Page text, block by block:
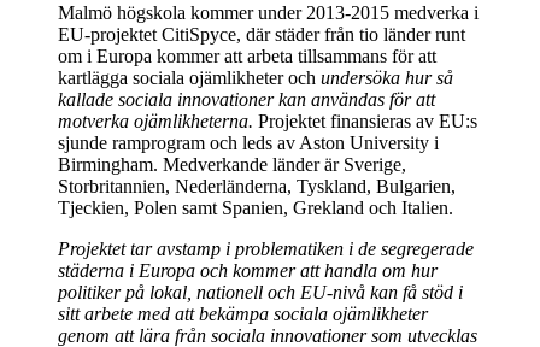
Malmö högskola kommer under 2013-2015 medverka i
EU-projektet CitiSpyce, där städer från tio länder runt
om i Europa kommer att arbeta tillsammans för att
kartlägga sociala ojämlikheter och undersöka hur så
kallade sociala innovationer kan användas för att
motverka ojämlikheterna. Projektet finansieras av EU:s
sjunde ramprogram och leds av Aston University i
Birmingham. Medverkande länder är Sverige,
Storbritannien, Nederländerna, Tyskland, Bulgarien,
Tjeckien, Polen samt Spanien, Grekland och Italien.
Projektet tar avstamp i problematiken i de segregerade
städerna i Europa och kommer att handla om hur
politiker på lokal, nationell och EU-nivå kan få stöd i
sitt arbete med att bekämpa sociala ojämlikheter
genom att lära från sociala innovationer som utvecklas